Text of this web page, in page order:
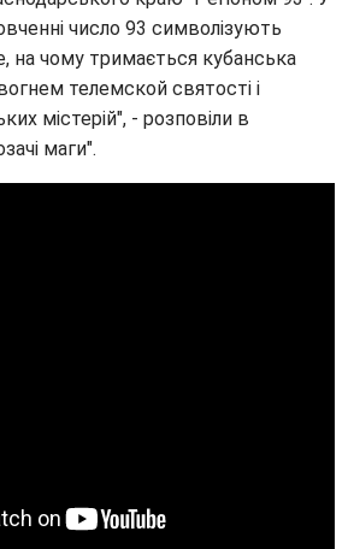
число 93 символізують
на чому тримається кубанська
телемской святості і
містерій", - розповіли в
маги".